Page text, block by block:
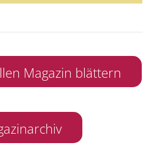
Magazin blättern